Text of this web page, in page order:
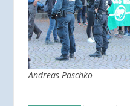
Andreas Paschko